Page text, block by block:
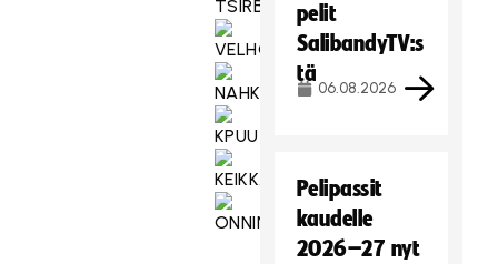
pelit
SalibandyTV:s
tä
06.08.2026
Pelipassit
kaudelle
2026–27 nyt